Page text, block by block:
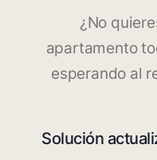
¿No
apartamento
esperando al
Solución